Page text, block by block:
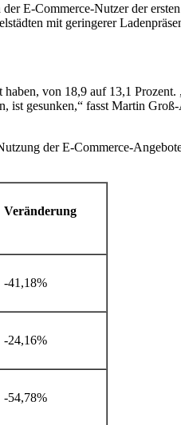
E-Commerce-Nutzer der
mit geringerer
von 18,9 auf 13,1
ist gesunken,“ fasst Martin
der E-Commerce-
Veränderung
-41,18%
-24,16%
-54,78%